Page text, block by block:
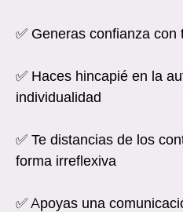
✅ Generas confianza con
✅ Haces hincapié en la
individualidad
✅ Te distancias de los
forma irreflexiva
✅ Apoyas una